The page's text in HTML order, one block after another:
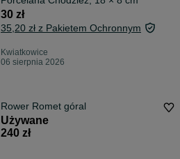
30 zł
35,20 zł z Pakietem Ochronnym
Kwiatkowice
06 sierpnia 2026
Rower Romet góral
Używane
240 zł